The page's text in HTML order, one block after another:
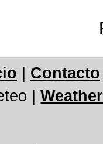
Contacto
|